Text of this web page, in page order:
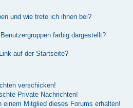
und wie trete ich ihnen bei?
farbig dargestellt?
auf der Startseite?
verschicken!
Private Nachrichten!
einem Mitglied dieses Forums erhalten!